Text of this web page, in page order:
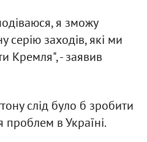
я зможу
серію заходів, які ми
Кремля", - заявив
слід було б зробити
в Україні.